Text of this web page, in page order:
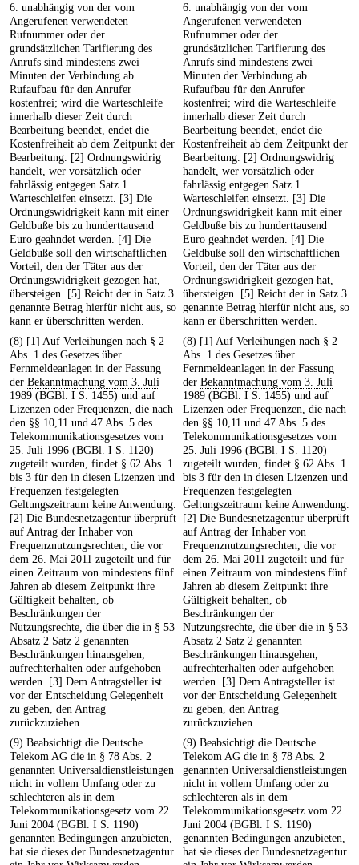
6. unabhängig von der vom
Angerufenen verwendeten
Rufnummer oder der
grundsätzlichen Tarifierung des
Anrufs sind mindestens zwei
Minuten der Verbindung ab
Rufaufbau für den Anrufer
kostenfrei; wird die Warteschleife
innerhalb dieser Zeit durch
Bearbeitung beendet, endet die
Kostenfreiheit ab dem Zeitpunkt der
Bearbeitung. [2] Ordnungswidrig
handelt, wer vorsätzlich oder
fahrlässig entgegen Satz 1
Warteschleifen einsetzt. [3] Die
Ordnungswidrigkeit kann mit einer
Geldbuße bis zu hunderttausend
Euro geahndet werden. [4] Die
Geldbuße soll den wirtschaftlichen
Vorteil, den der Täter aus der
Ordnungswidrigkeit gezogen hat,
übersteigen. [5] Reicht der in Satz 3
genannte Betrag hierfür nicht aus, so
kann er überschritten werden.
6. unabhängig von der vom
Angerufenen verwendeten
Rufnummer oder der
grundsätzlichen Tarifierung des
Anrufs sind mindestens zwei
Minuten der Verbindung ab
Rufaufbau für den Anrufer
kostenfrei; wird die Warteschleife
innerhalb dieser Zeit durch
Bearbeitung beendet, endet die
Kostenfreiheit ab dem Zeitpunkt der
Bearbeitung. [2] Ordnungswidrig
handelt, wer vorsätzlich oder
fahrlässig entgegen Satz 1
Warteschleifen einsetzt. [3] Die
Ordnungswidrigkeit kann mit einer
Geldbuße bis zu hunderttausend
Euro geahndet werden. [4] Die
Geldbuße soll den wirtschaftlichen
Vorteil, den der Täter aus der
Ordnungswidrigkeit gezogen hat,
übersteigen. [5] Reicht der in Satz 3
genannte Betrag hierfür nicht aus, so
kann er überschritten werden.
(8) [1] Auf Verleihungen nach § 2
Abs. 1 des Gesetzes über
Fernmeldeanlagen in der Fassung
der Bekanntmachung vom 3. Juli
1989 (BGBl. I S. 1455) und auf
Lizenzen oder Frequenzen, die nach
den §§ 10,11 und 47 Abs. 5 des
Telekommunikationsgesetzes vom
25. Juli 1996 (BGBl. I S. 1120)
zugeteilt wurden, findet § 62 Abs. 1
bis 3 für den in diesen Lizenzen und
Frequenzen festgelegten
Geltungszeitraum keine Anwendung.
[2] Die Bundesnetzagentur überprüft
auf Antrag der Inhaber von
Frequenznutzungsrechten, die vor
dem 26. Mai 2011 zugeteilt und für
einen Zeitraum von mindestens fünf
Jahren ab diesem Zeitpunkt ihre
Gültigkeit behalten, ob
Beschränkungen der
Nutzungsrechte, die über die in § 53
Absatz 2 Satz 2 genannten
Beschränkungen hinausgehen,
aufrechterhalten oder aufgehoben
werden. [3] Dem Antragsteller ist
vor der Entscheidung Gelegenheit
zu geben, den Antrag
zurückzuziehen.
(8) [1] Auf Verleihungen nach § 2
Abs. 1 des Gesetzes über
Fernmeldeanlagen in der Fassung
der Bekanntmachung vom 3. Juli
1989 (BGBl. I S. 1455) und auf
Lizenzen oder Frequenzen, die nach
den §§ 10,11 und 47 Abs. 5 des
Telekommunikationsgesetzes vom
25. Juli 1996 (BGBl. I S. 1120)
zugeteilt wurden, findet § 62 Abs. 1
bis 3 für den in diesen Lizenzen und
Frequenzen festgelegten
Geltungszeitraum keine Anwendung.
[2] Die Bundesnetzagentur überprüft
auf Antrag der Inhaber von
Frequenznutzungsrechten, die vor
dem 26. Mai 2011 zugeteilt und für
einen Zeitraum von mindestens fünf
Jahren ab diesem Zeitpunkt ihre
Gültigkeit behalten, ob
Beschränkungen der
Nutzungsrechte, die über die in § 53
Absatz 2 Satz 2 genannten
Beschränkungen hinausgehen,
aufrechterhalten oder aufgehoben
werden. [3] Dem Antragsteller ist
vor der Entscheidung Gelegenheit
zu geben, den Antrag
zurückzuziehen.
(9) Beabsichtigt die Deutsche
Telekom AG die in § 78 Abs. 2
genannten Universaldienstleistungen
nicht in vollem Umfang oder zu
schlechteren als in dem
Telekommunikationsgesetz vom 22.
Juni 2004 (BGBl. I S. 1190)
genannten Bedingungen anzubieten,
hat sie dieses der Bundesnetzagentur
(9) Beabsichtigt die Deutsche
Telekom AG die in § 78 Abs. 2
genannten Universaldienstleistungen
nicht in vollem Umfang oder zu
schlechteren als in dem
Telekommunikationsgesetz vom 22.
Juni 2004 (BGBl. I S. 1190)
genannten Bedingungen anzubieten,
hat sie dieses der Bundesnetzagentur